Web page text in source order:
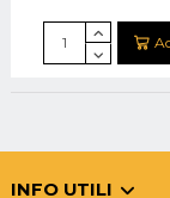
INFO UTILI